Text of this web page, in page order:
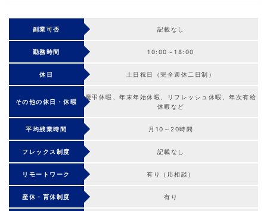
副業可否 記載なし
勤務時間 10:00～18:00
休日 土日祝日（完全週休二日制）
その他の休日・休暇
慶弔休暇、年末年始休暇、リフレッシュ休暇、年次有給
休暇など
平均残業時間 月10～20時間
フレックス制度 記載なし
リモートワーク 有り（応相談）
産休・育休制度 有り